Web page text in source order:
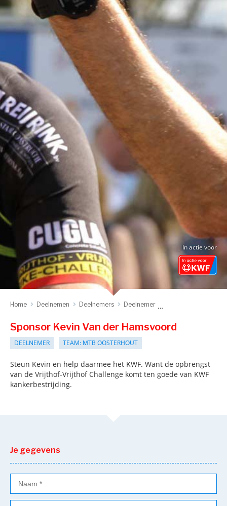
In actie voor
Home Deelnemen Deelnemers Deelnemer
Sponsor Kevin Van der Hamsvoord
DEELNEMER TEAM: MTB OOSTERHOUT
Steun Kevin en help daarmee het KWF. Want de opbrengst
van de Vrijthof-Vrijthof Challenge komt ten goede van KWF
kankerbestrijding.
Je gegevens